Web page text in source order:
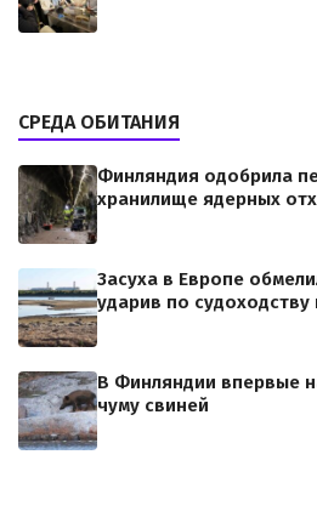
СРЕДА ОБИТАНИЯ
Финляндия одобрила
хранилище ядерных
Засуха в Европе
ударив по судоходству
В Финляндии впервые
чуму свиней